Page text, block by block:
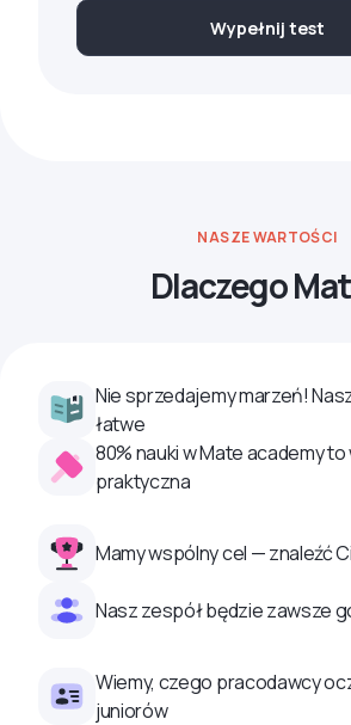
Wypełnij test
NASZE WARTOŚCI
Dlaczego
Nie sprzedajemy marzeń!
łatwe
80% nauki w Mate academy to
praktyczna
Mamy wspólny cel — znaleźć
Nasz zespół będzie zawsze
Wiemy, czego pracodawcy
juniorów